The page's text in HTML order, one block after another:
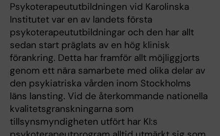
Psykoterapeututbildningen vid Karolinska
Institutet var en av landets första
psykoterapeututbildningar och den har allt
sedan start präglats av en hög klinisk
förankring. Detta har framför allt möjliggjorts
genom ett nära samarbete med olika delar av
den psykiatriska vården inom Stockholms
läns lansting. Vid de återkommande nationella
kvalitetsgranskningarna som
tillsynsmyndigheten utfört har KI:s